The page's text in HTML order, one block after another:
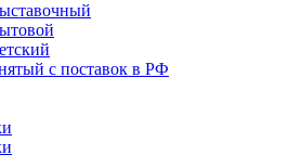
с поставок в РФ